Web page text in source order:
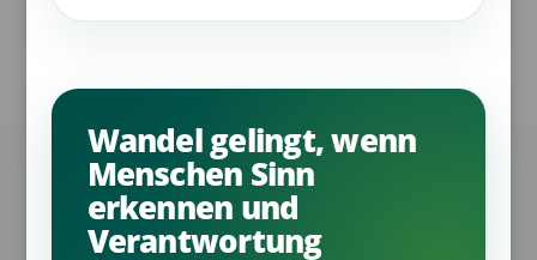
Wandel gelingt, wenn
Menschen Sinn
erkennen und
Verantwortung